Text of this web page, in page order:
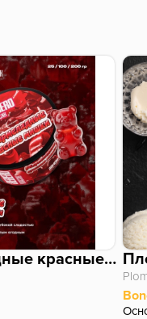
Мармеладные красные мишки